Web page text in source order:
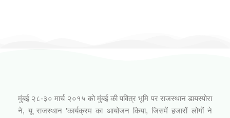
मुंबई २८-३० मार्च २०१५ को मुंबई की पवित्र भूमि पर राजस्थान डायस्पोरा
ने, यू राजस्थान ’कार्यक्रम का आयोजन किया, जिसमें हजारों लोगों ने